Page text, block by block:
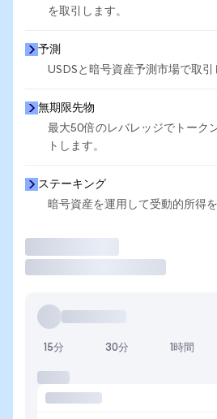
を取引します。
予測
USDSと暗号資産予測市場で取引
無期限先物
最大50倍のレバレッジでトーク
トします。
ステーキング
暗号資産を運用して受動的所得
15分 30分 1時間